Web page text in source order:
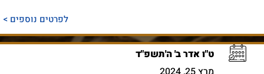
לפרטים נוספים >
ט"ו אדר ב' ה'תשפ"ד